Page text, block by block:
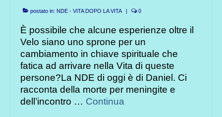
postato in: NDE - VITA DOPO LA VITA | 0
È possibile che alcune esperienze oltre il
Velo siano uno sprone per un
cambiamento in chiave spirituale che
fatica ad arrivare nella Vita di queste
persone?La NDE di oggi è di Daniel. Ci
racconta della morte per meningite e
dell’incontro … Continua